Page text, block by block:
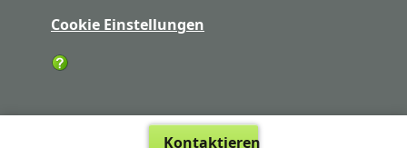
Cookie Einstellungen
Kontaktieren